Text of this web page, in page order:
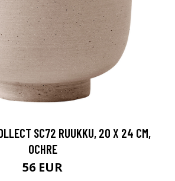
SC72 RUUKKU, 20 X 24 CM,
OCHRE
56 EUR